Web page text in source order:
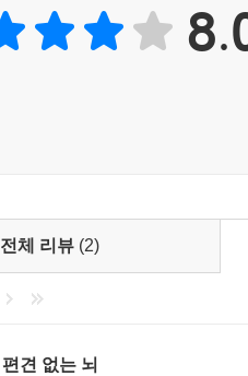
별에 상관없이 각자의 성향에
뇌의 차이에서 벗어나 갓 태어
도움 없인 아무것도 못할 것 같
은 이 끊임없는 흡수력은 누
. 한계를 극복할 수 있는 이 힘
전체 리뷰 (2)
편견 없는 뇌